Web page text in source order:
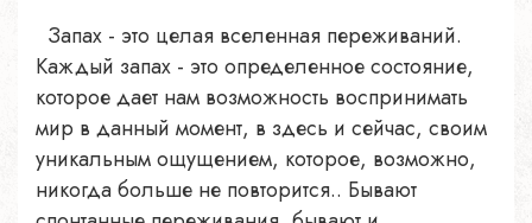
Запах - это целая вселенная переживаний.
Каждый запах - это определенное состояние,
которое дает нам возможность воспринимать
мир в данный момент, в здесь и сейчас, своим
уникальным ощущением, которое, возможно,
никогда больше не повторится.. Бывают